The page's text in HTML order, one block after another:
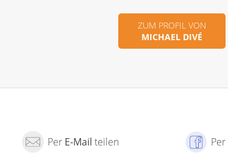
ZUM PROFIL VON
MICHAEL DIVÉ
Per E-Mail teilen Per